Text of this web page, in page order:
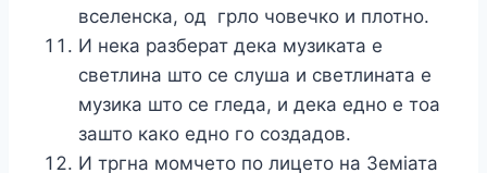
вселенска, од грло човечко и плотно.
И нека разберат дека музиката е
светлина што се слуша и светлината е
музика што се гледа, и дека едно е тоа
зашто како едно го создадов.
И тргна момчето по лицето на Земіата